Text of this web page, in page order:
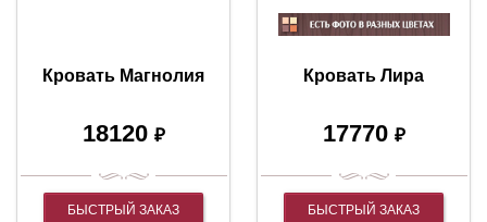
Кровать Магнолия
18120 ₽
БЫСТРЫЙ ЗАКАЗ
Кровать Лира
17770 ₽
БЫСТРЫЙ ЗАКАЗ